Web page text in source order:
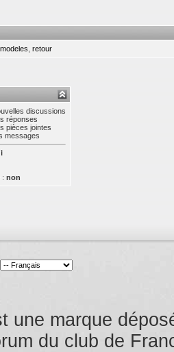
retour
discussions
réponses
pièces jointes
messages
: non
une marque
du club de